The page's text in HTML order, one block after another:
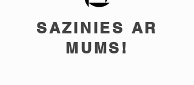
SAZINIES AR
MUMS!